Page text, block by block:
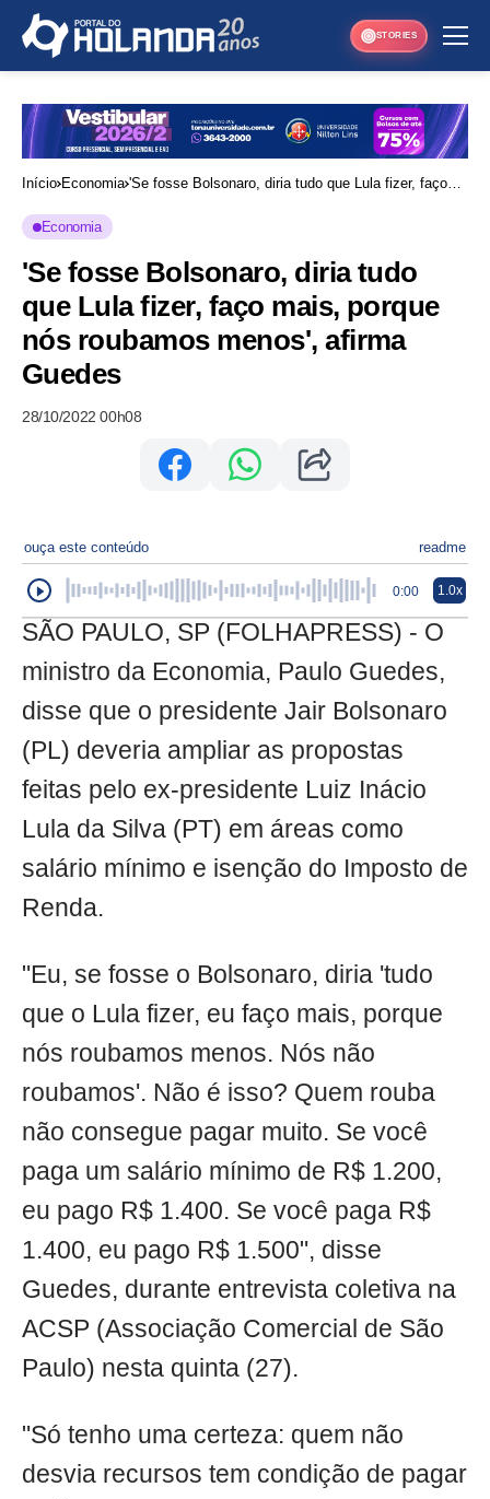
STORIES
Início Economia 'Se fosse Bolsonaro, diria tudo que Lula fizer, faço
Economia
'Se fosse Bolsonaro, diria tudo
que Lula fizer, faço mais, porque
nós roubamos menos', afirma
Guedes
28/10/2022 00h08
ouça este conteúdo readme
0:00 1.0x
SÃO PAULO, SP (FOLHAPRESS) - O
ministro da Economia, Paulo Guedes,
disse que o presidente Jair Bolsonaro
(PL) deveria ampliar as propostas
feitas pelo ex-presidente Luiz Inácio
Lula da Silva (PT) em áreas como
salário mínimo e isenção do Imposto de
Renda.
"Eu, se fosse o Bolsonaro, diria 'tudo
que o Lula fizer, eu faço mais, porque
nós roubamos menos. Nós não
roubamos'. Não é isso? Quem rouba
não consegue pagar muito. Se você
paga um salário mínimo de R$ 1.200,
eu pago R$ 1.400. Se você paga R$
1.400, eu pago R$ 1.500", disse
Guedes, durante entrevista coletiva na
ACSP (Associação Comercial de São
Paulo) nesta quinta (27).
"Só tenho uma certeza: quem não
desvia recursos tem condição de pagar